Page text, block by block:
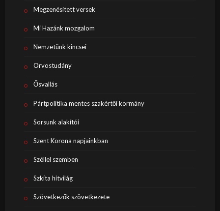
Megzenésített versek
Mi Hazánk mozgalom
Nemzetünk kincsei
Orvostudány
Ősvallás
Pártpolitika mentes szakértői kormány
Sorsunk alakítói
Szent Korona napjainkban
Széllel szemben
Szkíta hitvilág
Szövetkezők szövetkezete